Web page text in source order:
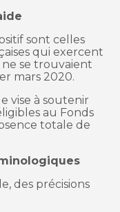
sont celles
qui exercent
se trouvaient
mars 2020.
vise à soutenir
au Fonds
totale de
des précisions